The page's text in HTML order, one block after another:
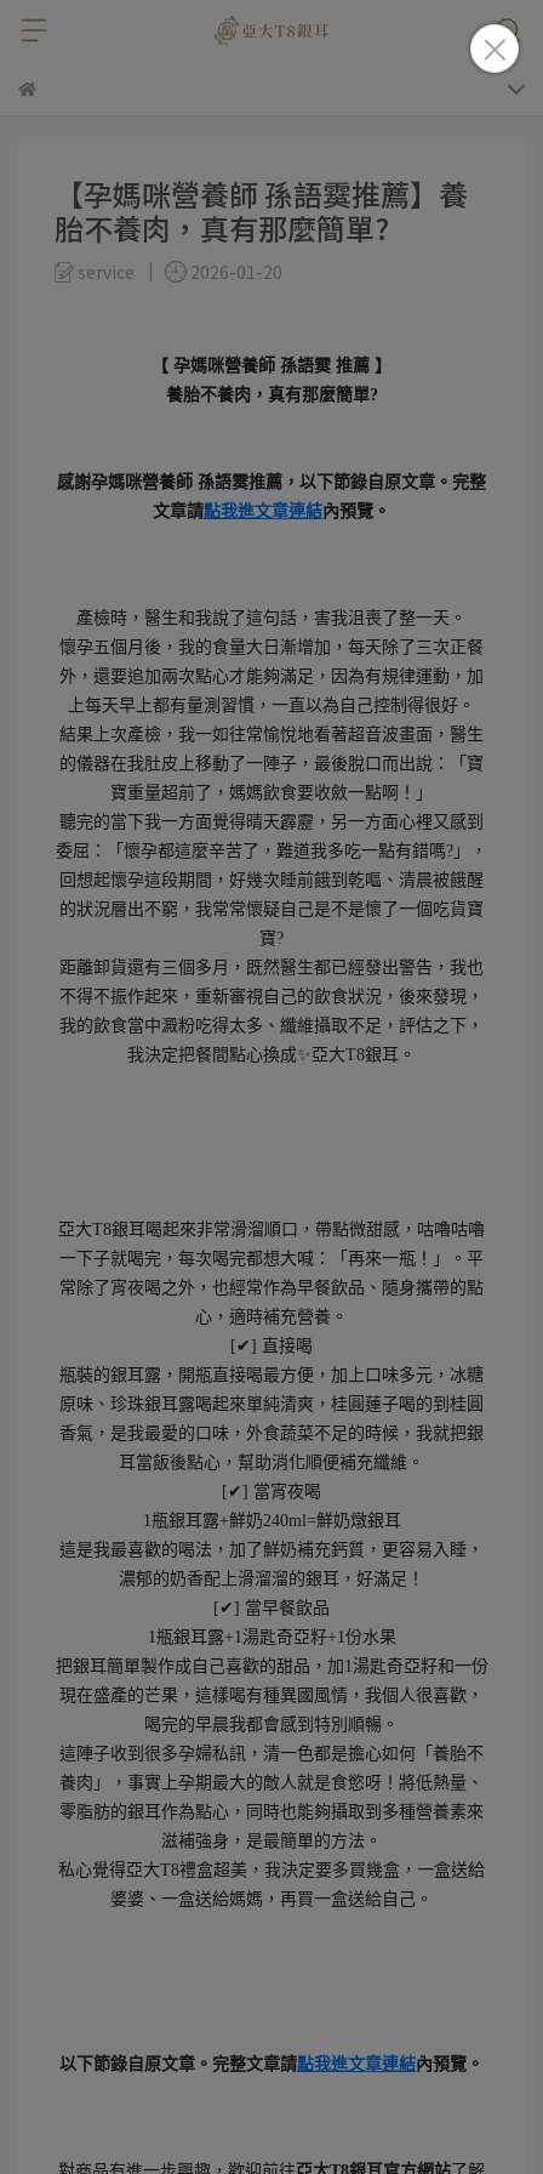
【孕媽咪營養師 孫語霙推薦】養
胎不養肉，真有那麼簡單?
service 2026-01-20
【 孕媽咪營養師 孫語霙 推薦 】
養胎不養肉，真有那麼簡單?
感謝孕媽咪營養師 孫語霙推薦，以下節錄自原文章。 完整
文章請點我進文章連結內預覽。
產檢時，醫生和我說了這句話，害我沮喪了整一天。
懷孕五個月後，我的食量大日漸增加，每天除了三次正餐
外，還要追加兩次點心才能夠滿足，因為有規律運動，加
上每天早上都有量測習慣，一直以為自己控制得很好。
結果上次產檢，我一如往常愉悅地看著超音波畫面，醫生
的儀器在我肚皮上移動了一陣子，最後脫口而出說：「寶
寶重量超前了，媽媽飲食要收斂一點啊！」
聽完的當下我一方面覺得晴天霹靂，另一方面心裡又感到
委屈：「懷孕都這麼辛苦了，難道我多吃一點有錯嗎?」，
回想起懷孕這段期間，好幾次睡前餓到乾嘔、清晨被餓醒
的狀況層出不窮，我常常懷疑自己是不是懷了一個吃貨寶
寶?
距離卸貨還有三個多月，既然醫生都已經發出警告，我也
不得不振作起來，重新審視自己的飲食狀況，後來發現，
我的飲食當中澱粉吃得太多、纖維攝取不足，評估之下，
我決定把餐間點心換成✨亞大T8銀耳。
亞大T8銀耳喝起來非常滑溜順口，帶點微甜感，咕嚕咕嚕
一下子就喝完，每次喝完都想大喊：「再來一瓶！」。平
常除了宵夜喝之外，也經常作為早餐飲品、隨身攜帶的點
心，適時補充營養。
[✔] 直接喝
瓶裝的銀耳露，開瓶直接喝最方便，加上口味多元，冰糖
原味、珍珠銀耳露喝起來單純清爽，桂圓蓮子喝的到桂圓
香氣，是我最愛的口味，外食蔬菜不足的時候，我就把銀
耳當飯後點心，幫助消化順便補充纖維。
[✔] 當宵夜喝
1瓶銀耳露+鮮奶240ml=鮮奶燉銀耳
這是我最喜歡的喝法，加了鮮奶補充鈣質，更容易入睡，
濃郁的奶香配上滑溜溜的銀耳，好滿足！
[✔] 當早餐飲品
1瓶銀耳露+1湯匙奇亞籽+1份水果
把銀耳簡單製作成自己喜歡的甜品，加1湯匙奇亞籽和一份
現在盛產的芒果，這樣喝有種異國風情，我個人很喜歡，
喝完的早晨我都會感到特別順暢。
這陣子收到很多孕婦私訊，清一色都是擔心如何「養胎不
養肉」，事實上孕期最大的敵人就是食慾呀！將低熱量、
零脂肪的銀耳作為點心，同時也能夠攝取到多種營養素來
滋補強身，是最簡單的方法。
私心覺得亞大T8禮盒超美，我決定要多買幾盒，一盒送給
婆婆、一盒送給媽媽，再買一盒送給自己。
以下節錄自原文章。 完整文章請點我進文章連結內預覽。